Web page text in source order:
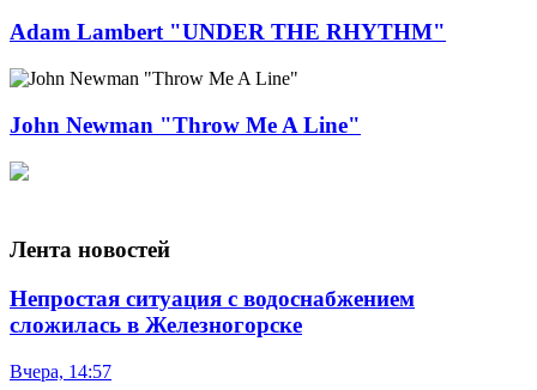
Adam Lambert "UNDER THE RHYTHM"
John Newman "Throw Me A Line"
Лента новостей
Непростая ситуация с водоснабжением
сложилась в Железногорске
Вчера, 14:57